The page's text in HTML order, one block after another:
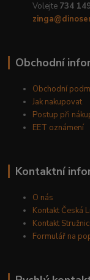
Volejte 734
Obchodní
Obchodní
Jak nakupovat
Postup při
EET oznámení
Kontaktní
O nás
Kontakt Česká
Kontakt
Formulář na